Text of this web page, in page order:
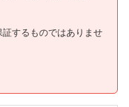
するものではありませ